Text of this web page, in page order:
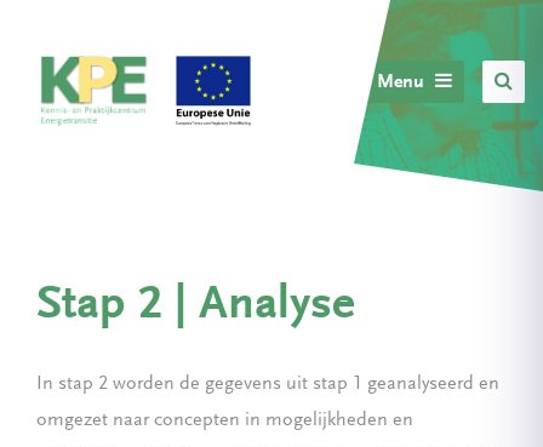
Menu
Stap 2 | Analyse
In stap 2 worden de gegevens uit stap 1 geanalyseerd en
omgezet naar concepten in mogelijkheden en